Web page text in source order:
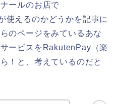
ールのお店で
使えるのかどうかを記事に
のページをみているあな
ービスをRakutenPay（楽
！と、考えているのだと